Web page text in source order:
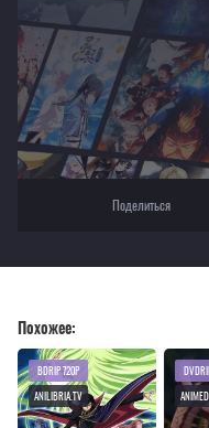
Для просмотра некоторых аниме
Текущее воспроизведение：
Поделиться
Похожее:
BDRIP 720P
ANILIBRIA.TV